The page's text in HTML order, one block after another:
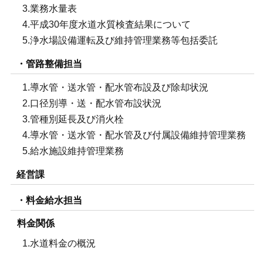
3.業務水量表
4.平成30年度水道水質検査結果について
5.浄水場設備運転及び維持管理業務等包括委託
・管路整備担当
1.導水管・送水管・配水管布設及び除却状況
2.口径別導・送・配水管布設状況
3.管種別延長及び消火栓
4.導水管・送水管・配水管及び付属設備維持管理業務
5.給水施設維持管理業務
経営課
・料金給水担当
料金関係
1.水道料金の概況